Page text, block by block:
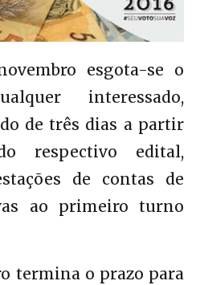
esgota-se o
interessado,
de três dias a partir
respectivo edital,
de contas de
ao primeiro turno
termina o prazo para